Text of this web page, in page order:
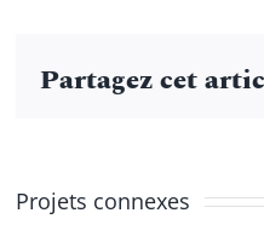
Partagez cet
Projets connexes